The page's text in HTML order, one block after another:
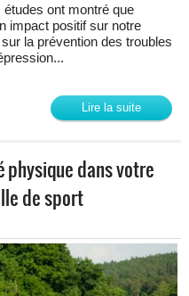
études ont montré que
impact positif sur notre
la prévention des troubles
Lire la suite
physique dans votre
de sport